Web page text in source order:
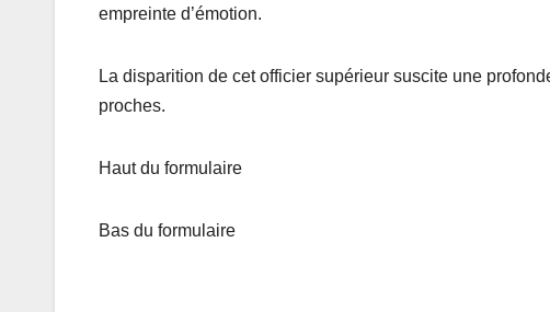
empreinte d’émotion.
La disparition de cet officier supérieur suscite une
proches.
Haut du formulaire
Bas du formulaire